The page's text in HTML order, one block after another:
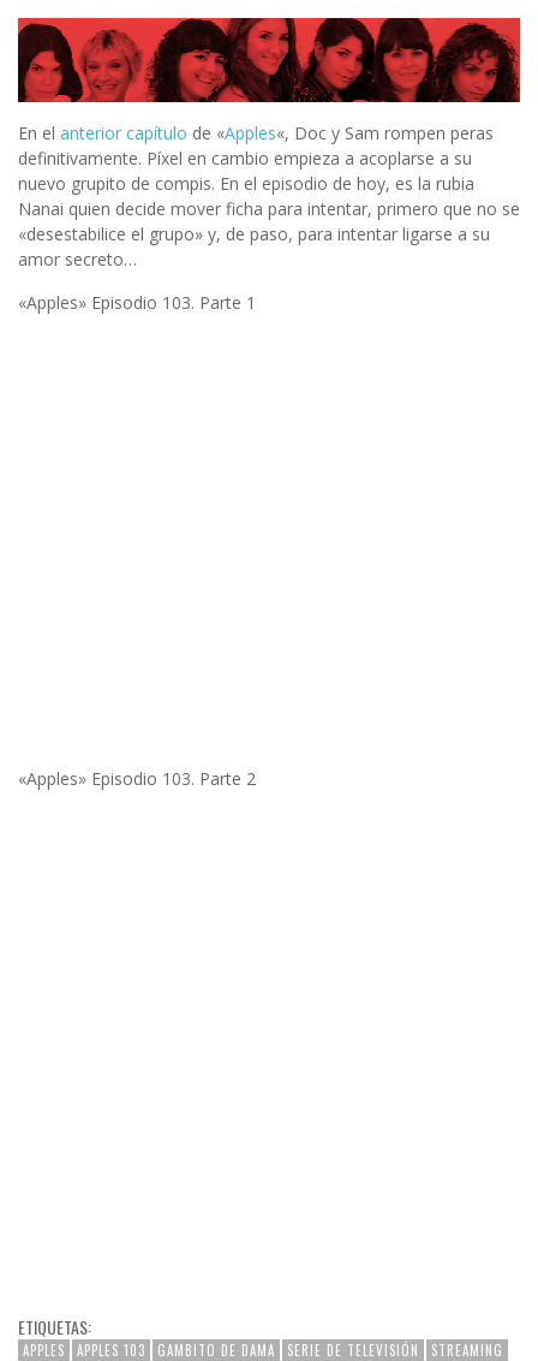
En el anterior capítulo de «Apples«, Doc y Sam rompen peras
definitivamente. Píxel en cambio empieza a acoplarse a su
nuevo grupito de compis. En el episodio de hoy, es la rubia
Nanai quien decide mover ficha para intentar, primero que no se
«desestabilice el grupo» y, de paso, para intentar ligarse a su
amor secreto…
«Apples» Episodio 103. Parte 1
«Apples» Episodio 103. Parte 2
ETIQUETAS:
APPLES APPLES 103 GAMBITO DE DAMA SERIE DE TELEVISIÓN STREAMING